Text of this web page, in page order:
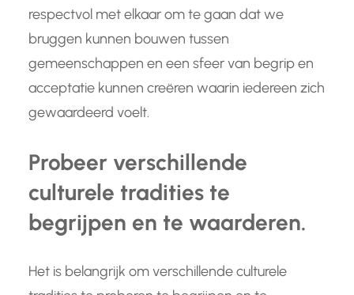
respectvol met elkaar om te gaan dat we
bruggen kunnen bouwen tussen
gemeenschappen en een sfeer van begrip en
acceptatie kunnen creëren waarin iedereen zich
gewaardeerd voelt.
Probeer verschillende
culturele tradities te
begrijpen en te waarderen.
Het is belangrijk om verschillende culturele